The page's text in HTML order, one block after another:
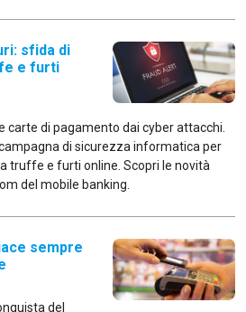
sfida di
e furti
carte di pagamento dai cyber attacchi.
di sicurezza informatica per
truffe e furti online. Scopri le novità
del mobile banking.
sempre
del